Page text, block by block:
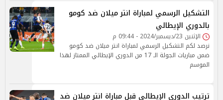
التشكيل الرسمي لمباراة انتر ميلان ضد كومو
بالدوري الإيطالي
الإثنين 23/ديسمبر/2024 - 09:44 م
نرصد لكم التشكيل الرسمي لمباراة انتر ميلان ضد كومو
ضمن مباريات الجولة الـ 17 من الدوري الإيطالي الممتاز لهذا
الموسم
ترتيب الدوري الإيطالي قبل مباراة انتر ميلان ضد